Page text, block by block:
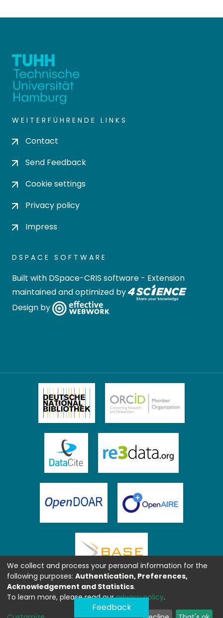
WEITERFÜHRENDE LINKS
Contact
Send Feedback
Cookie settings
Privacy policy
Impress
DSPACE SOFTWARE
Built with DSpace-CRIS software - Extension
maintained and optimized by
Design by
Feedback
We collect and process your personal information for the
following purposes: Authentication, Preferences,
Acknowledgement and Statistics.
To learn more, please read ourprivacy policy.